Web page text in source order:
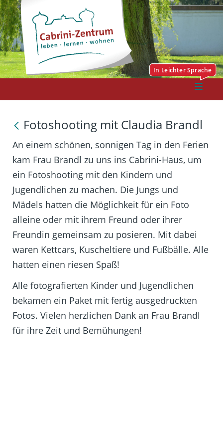
Fotoshooting mit Claudia Brandl
An einem schönen, sonnigen Tag in den Ferien
kam Frau Brandl zu uns ins Cabrini-Haus, um
ein Fotoshooting mit den Kindern und
Jugendlichen zu machen. Die Jungs und
Mädels hatten die Möglichkeit für ein Foto
alleine oder mit ihrem Freund oder ihrer
Freundin gemeinsam zu posieren. Mit dabei
waren Kettcars, Kuscheltiere und Fußbälle. Alle
hatten einen riesen Spaß!
Alle fotografierten Kinder und Jugendlichen
bekamen ein Paket mit fertig ausgedruckten
Fotos. Vielen herzlichen Dank an Frau Brandl
für ihre Zeit und Bemühungen!